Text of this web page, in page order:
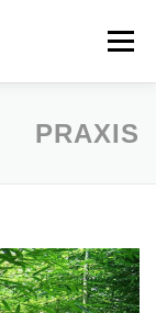
Menü
PRAXIS